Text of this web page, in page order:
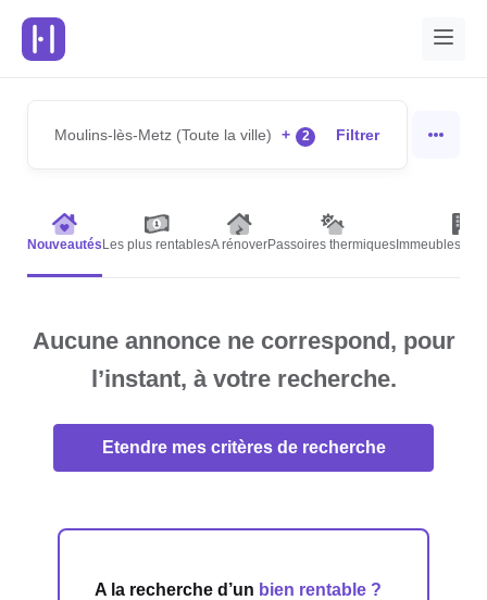
Moulins-lès-Metz (Toute la ville) + 2 Filtrer
Nouveautés Les plus rentablesA rénoverPassoires thermiques Immeubles de
Aucune annonce ne correspond, pour
l’instant, à votre recherche.
Etendre mes critères de recherche
A la recherche d’un bien rentable ?